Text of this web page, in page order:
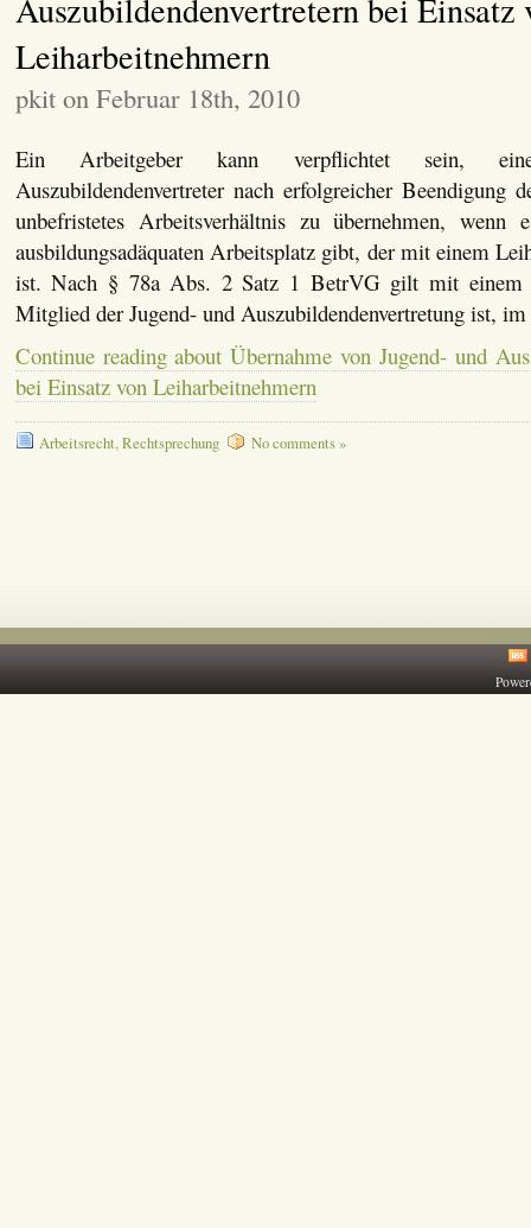
Auszubildendenvertretern bei Einsatz
Leiharbeitnehmern
pkit on Februar 18th, 2010
Ein Arbeitgeber kann verpflichtet sein,
Auszubildendenvertreter nach erfolgreicher Beendigung
unbefristetes Arbeitsverhältnis zu übernehmen,
ausbildungsadäquaten Arbeitsplatz gibt, der mit einem
ist. Nach § 78a Abs. 2 Satz 1 BetrVG gilt mit einem
Mitglied der Jugend- und Auszubildendenvertretung ist,
Continue reading about Übernahme von Jugend- und
bei Einsatz von Leiharbeitnehmern
Arbeitsrecht,Rechtsprechung No comments »